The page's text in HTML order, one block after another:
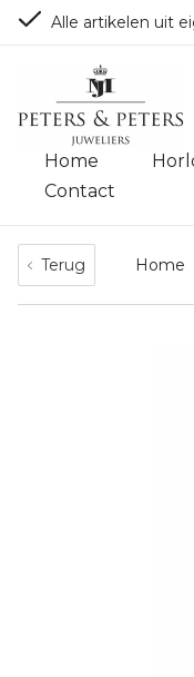
Alle artikelen uit
Home
Contact
Terug Home